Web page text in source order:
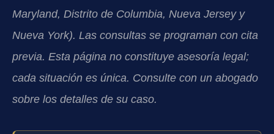
Maryland, Distrito de Columbia, Nueva Jersey y
Nueva York). Las consultas se programan con cita
previa. Esta página no constituye asesoría legal;
cada situación es única. Consulte con un abogado
sobre los detalles de su caso.